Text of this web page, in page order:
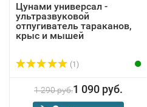
Цунами универсал -
ультразвуковой
отпугиватель тараканов,
крыс и мышей
(1)
1 290 руб.1 090 руб.